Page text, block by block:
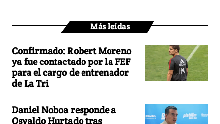
Más leídas
Confirmado: Robert Moreno
ya fue contactado por la FEF
para el cargo de entrenador
de La Tri
Daniel Noboa responde a
Osvaldo Hurtado tras